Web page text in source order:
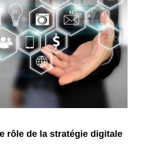
rôle de la stratégie digitale